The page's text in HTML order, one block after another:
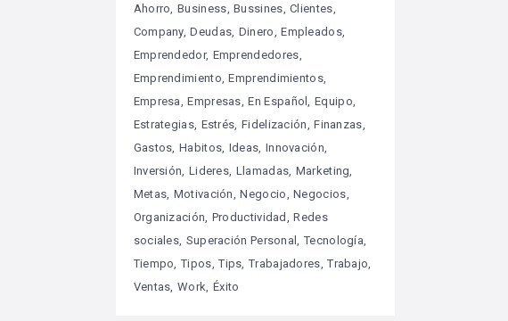
Ahorro Business Bussines Clientes
Company Deudas Dinero
Empleados
Emprendedor Emprendedores
Emprendimiento Emprendimientos
Empresa
Empresas En Español
Equipo
Estrategias Estrés Fidelización
Finanzas
Gastos Habitos Ideas Innovación
Inversión Lideres Llamadas Marketing
Metas Motivación Negocio
Negocios
Organización Productividad
Redes
sociales Superación Personal
Tecnología
Tiempo
Tipos Tips Trabajadores Trabajo
Ventas Work Éxito